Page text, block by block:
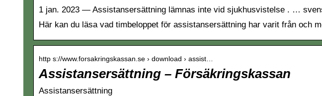
1 jan. 2023 — Assistansersättning lämnas inte vid sjukhusvistelse . …
Här kan du läsa vad timbeloppet för assistansersättning har varit från och
http s://www.forsakringskassan.se › download › assist…
Assistansersättning – Försäkringskassan
Assistansersättning